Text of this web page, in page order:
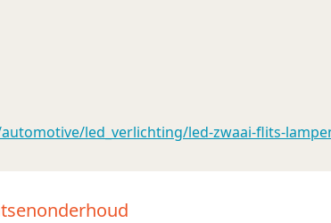
led_verlichting/led-zwaai-flits-